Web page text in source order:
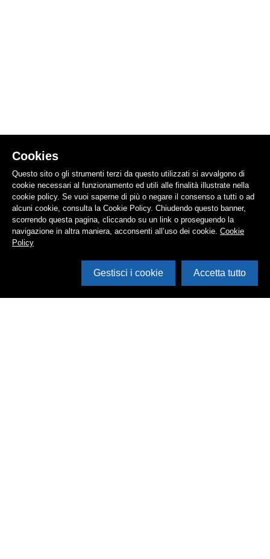
Cookies
Questo sito o gli strumenti terzi da questo utilizzati si avvalgono di
cookie necessari al funzionamento ed utili alle finalità illustrate nella
cookie policy. Se vuoi saperne di più o negare il consenso a tutti o ad
alcuni cookie, consulta la Cookie Policy. Chiudendo questo banner,
scorrendo questa pagina, cliccando su un link o proseguendo la
navigazione in altra maniera, acconsenti all’uso dei cookie. Cookie
Policy
Gestisci i cookie Accetta tutto